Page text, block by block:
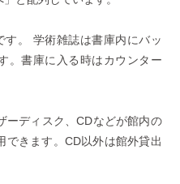
す。 学術雑誌は書庫内にバッ
。書庫に入る時はカウンター
ーディスク、CDなどが館内の
できます。CD以外は館外貸出